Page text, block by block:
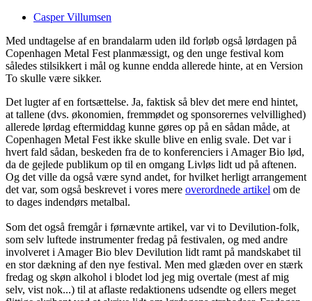
Casper Villumsen
Med undtagelse af en brandalarm uden ild forløb også lørdagen på
Copenhagen Metal Fest planmæssigt, og den unge festival kom
således stilsikkert i mål og kunne endda allerede hinte, at en Version
To skulle være sikker.
Det lugter af en fortsættelse. Ja, faktisk så blev det mere end hintet,
at tallene (dvs. økonomien, fremmødet og sponsorernes velvillighed)
allerede lørdag eftermiddag kunne gøres op på en sådan måde, at
Copenhagen Metal Fest ikke skulle blive en enlig svale. Det var i
hvert fald sådan, beskeden fra de to konferenciers i Amager Bio lød,
da de gejlede publikum op til en omgang Livløs lidt ud på aftenen.
Og det ville da også være synd andet, for hvilket herligt arrangement
det var, som også beskrevet i vores mere overordnede artikel om de
to dages indendørs metalbal.
Som det også fremgår i førnævnte artikel, var vi to Devilution-folk,
som selv luftede instrumenter fredag på festivalen, og med andre
involveret i Amager Bio blev Devilution lidt ramt på mandskabet til
en stor dækning af den nye festival. Men med glæden over en stærk
fredag og skøn alkohol i blodet lod jeg mig overtale (mest af mig
selv, vist nok...) til at aflaste redaktionens udsendte og ellers meget